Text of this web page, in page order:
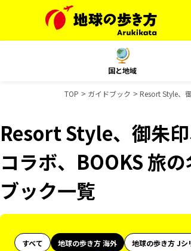
国と地域
TOP ガイドブック Resort Style、
Resort Style、御朱
コラボ、BOOKS 旅
ブック一覧
すべて 地球の歩き方 海外 地球の歩き方 Jシ